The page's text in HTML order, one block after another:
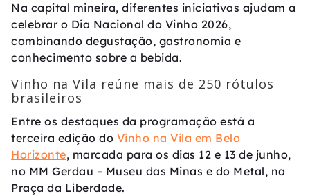
Na capital mineira, diferentes iniciativas ajudam a
celebrar o Dia Nacional do Vinho 2026,
combinando degustação, gastronomia e
conhecimento sobre a bebida.
Vinho na Vila reúne mais de 250 rótulos
brasileiros
Entre os destaques da programação está a
terceira edição do Vinho na Vila em Belo
Horizonte, marcada para os dias 12 e 13 de junho,
no MM Gerdau – Museu das Minas e do Metal, na
Praça da Liberdade.